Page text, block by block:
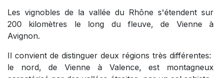
Les vignobles de la vallée du Rhône s'étendent sur
200 kilomètres le long du fleuve, de Vienne à
Avignon.
Il convient de distinguer deux régions très différentes:
le nord, de Vienne à Valence, est montagneux